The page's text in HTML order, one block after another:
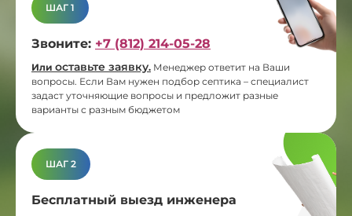
ШАГ 1
Звоните: +7 (812) 214-05-28
Или оставьте заявку. Менеджер ответит на Ваши
вопросы. Если Вам нужен подбор септика – специалист
задаст уточняющие вопросы и предложит разные
варианты с разным бюджетом
ШАГ 2
Бесплатный выезд инженера